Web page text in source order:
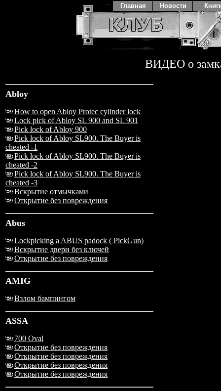
ВИДЕО о
Abloy
How to open Abloy Protec cylinder lock
Lock pick of Abloy SL 900 and SL 901
Pick lock of Abloy 900
Pick lock of Abloy SL900. The Buyer is
cheated -1
Pick lock of Abloy SL900. The Buyer is
cheated -2
Pick lock of Abloy SL900. The Buyer is
cheated -3
Вскрытие отмычками
Открытие без повреждения
Abus
Lockpicking a ABUS padock ( PickGun)
Вскрытие двери без ключей
Открытие без повреждения
AMIG
Взлом бампингом
ASSA
700 Oval
Открытие без повреждения
Открытие без повреждения
Открытие без повреждения
Открытие без повреждения
Главная Новости